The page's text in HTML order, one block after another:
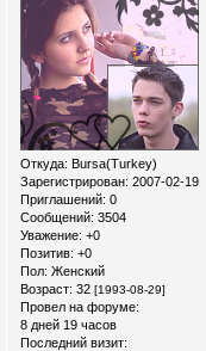
Откуда: Bursa(Turkey)
Зарегистрирован: 2007-02-19
Приглашений: 0
Сообщений: 3504
Уважение: +0
Позитив: +0
Пол: Женский
Возраст: 32 [1993-08-29]
Провел на форуме:
8 дней 19 часов
Последний визит: